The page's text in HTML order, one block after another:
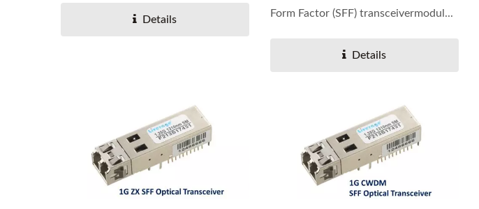
Details
Form Factor (SFF) transceivermodul...
Details